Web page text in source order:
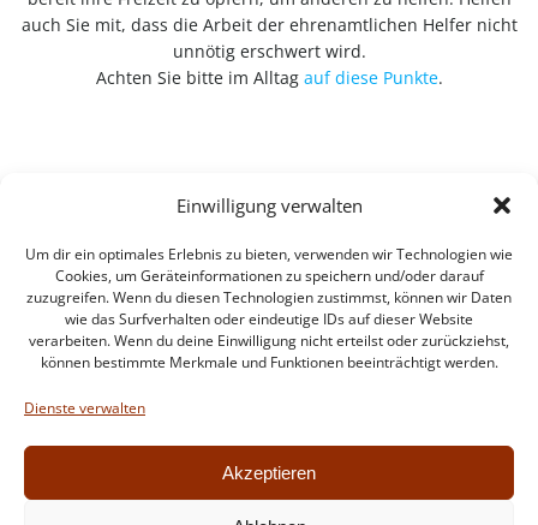
Einwilligung verwalten
Um dir ein optimales Erlebnis zu bieten, verwenden wir Technologien wie
Cookies, um Geräteinformationen zu speichern und/oder darauf
zuzugreifen. Wenn du diesen Technologien zustimmst, können wir Daten
wie das Surfverhalten oder eindeutige IDs auf dieser Website
verarbeiten. Wenn du deine Einwilligung nicht erteilst oder zurückziehst,
können bestimmte Merkmale und Funktionen beeinträchtigt werden.
Dienste verwalten
Akzeptieren
auch Sie mit, dass die Arbeit der ehrenamtlichen Helfer nicht
unnötig erschwert wird.
Achten Sie bitte im Alltag auf diese Punkte.
Intern